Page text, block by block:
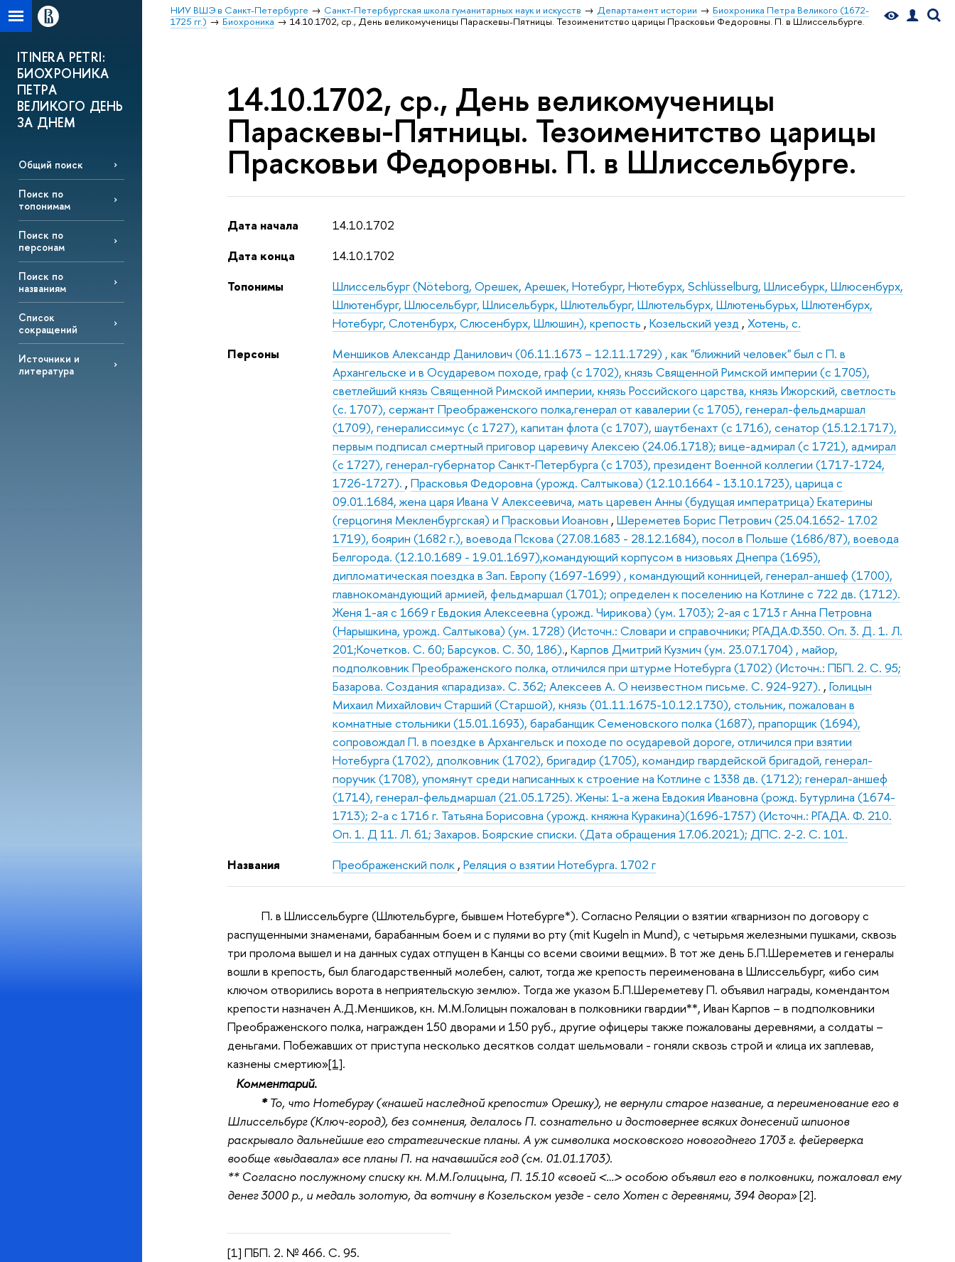
НИУ ВШЭ в Санкт-Петербурге Санкт-Петербургская школа гуманитарных наук и искусств Департамент истории
Биохроника Петра Великого (1672-
1725 гг.)
Биохроника 14.10.1702, ср., День великомученицы Параскевы-Пятницы. Тезоименитство царицы Прасковьи Федоровны. П. в Шлиссельбурге.
ITINERA PETRI:
БИОХРОНИКА
ПЕТРА
ВЕЛИКОГО ДЕНЬ
ЗА ДНЕМ
Общий поиск
Поиск по
топонимам
Поиск по
персонам
Поиск по
названиям
Список
сокращений
Источники и
литература
14.10.1702, ср., День великомученицы
Параскевы-Пятницы. Тезоименитство царицы
Прасковьи Федоровны. П. в Шлиссельбурге.
Дата начала
14.10.1702
Дата конца
14.10.1702
Топонимы
Шлиссельбург (Nöteborg, Орешек, Арешек, Нотебург, Нютебурх, Schlüsselburg, Шлисебурк, Шлюсенбурх,
Шлютенбург, Шлюсельбург, Шлисельбурк, Шлютельбург, Шлютельбурх, Шлютеньбурьх, Шлютенбурх,
Нотебург, Слотенбурх, Слюсенбурх, Шлюшин), крепость ,Козельский уезд ,Хотень, с.
Персоны
Меншиков Александр Данилович (06.11.1673 – 12.11.1729) , как "ближний человек" был с П. в
Архангельске и в Осударевом походе, граф (с 1702), князь Священной Римской империи (с 1705),
светлейший князь Священной Римской империи, князь Российского царства, князь Ижорский, светлость
(с. 1707), сержант Преображенского полка,генерал от кавалерии (с 1705), генерал-фельдмаршал
(1709), генералиссимус (с 1727), капитан флота (с 1707), шаутбенахт (с 1716), сенатор (15.12.1717),
первым подписал смертный приговор царевичу Алексею (24.06.1718); вице-адмирал (с 1721), адмирал
(с 1727), генерал-губернатор Санкт-Петербурга (с 1703), президент Военной коллегии (1717-1724,
1726-1727). ,Прасковья Федоровна (урожд. Салтыкова) (12.10.1664 - 13.10.1723), царица с
09.01.1684, жена царя Ивана V Алексеевича, мать царевен Анны (будущая императрица) Екатерины
(герцогиня Мекленбургская) и Прасковьи Иоановн ,Шереметев Борис Петрович (25.04.1652- 17.02
1719), боярин (1682 г.), воевода Пскова (27.08.1683 - 28.12.1684), посол в Польше (1686/87), воевода
Белгорода. (12.10.1689 - 19.01.1697),командующий корпусом в низовьях Днепра (1695),
дипломатическая поездка в Зап. Европу (1697-1699) , командующий конницей, генерал-аншеф (1700),
главнокомандующий армией, фельдмаршал (1701); определен к поселению на Котлине с 722 дв. (1712).
Женя 1-ая с 1669 г Евдокия Алексеевна (урожд. Чирикова) (ум. 1703); 2-ая с 1713 г Анна Петровна
(Нарышкина, урожд. Салтыкова) (ум. 1728) (Источн.: Словари и справочники; РГАДА.Ф.350. Оп. 3. Д. 1. Л.
201;Кочетков. С. 60; Барсуков. С. 30, 186).,Карпов Дмитрий Кузмич (ум. 23.07.1704) , майор,
подполковник Преображенского полка, отличился при штурме Нотебурга (1702) (Источн.: ПБП. 2. С. 95;
Базарова. Создания «парадиза». С. 362; Алексеев А. О неизвестном письме. С. 924-927). ,Голицын
Михаил Михайлович Старший (Старшой), князь (01.11.1675-10.12.1730), стольник, пожалован в
комнатные стольники (15.01.1693), барабанщик Семеновского полка (1687), прапорщик (1694),
сопровождал П. в поездке в Архангельск и походе по осударевой дороге, отличился при взятии
Нотебурга (1702), дполковник (1702), бригадир (1705), командир гвардейской бригадой, генерал-
поручик (1708), упомянут среди написанных к строение на Котлине с 1338 дв. (1712); генерал-аншеф
(1714), генерал-фельдмаршал (21.05.1725). Жены: 1-а жена Евдокия Ивановна (рожд. Бутурлина (1674-
1713); 2-а с 1716 г. Татьяна Борисовна (урожд. княжна Куракина)(1696-1757) (Источн.: РГАДА. Ф. 210.
Оп. 1. Д 11. Л. 61; Захаров. Боярские списки. (Дата обращения 17.06.2021); ДПС. 2-2. С. 101.
Названия
Преображенский полк ,Реляция о взятии Нотебурга. 1702 г
П. в Шлиссельбурге (Шлютельбурге, бывшем Нотебурге*). Согласно Реляции о взятии «гварнизон по договору с
распущенными знаменами, барабанным боем и с пулями во рту (mit Kugeln in Mund), с четырьмя железными пушками, сквозь
три пролома вышел и на данных судах отпущен в Канцы со всеми своими вещми». В тот же день Б.П.Шереметев и генералы
вошли в крепость, был благодарственный молебен, салют, тогда же крепость переименована в Шлиссельбург, «ибо сим
ключом отворились ворота в неприятельскую землю». Тогда же указом Б.П.Шереметеву П. объявил награды, комендантом
крепости назначен А.Д.Меншиков, кн. М.М.Голицын пожалован в полковники гвардии**, Иван Карпов – в подполковники
Преображенского полка, награжден 150 дворами и 150 руб., другие офицеры также пожалованы деревнями, а солдаты –
деньгами. Побежавших от приступа несколько десятков солдат шельмовали - гоняли сквозь строй и «лица их заплевав,
казнены смертию»[1].
Комментарий.
* То, что Нотебургу («нашей наследной крепости» Орешку), не вернули старое название, а переименование его в
Шлиссельбург (Ключ-город), без сомнения, делалось П. сознательно и достовернее всяких донесений шпионов
раскрывало дальнейшие его стратегические планы. А уж символика московского новогоднего 1703 г. фейерверка
вообще «выдавала» все планы П. на начавшийся год (см. 01.01.1703).
** Согласно послужному списку кн. М.М.Голицына, П. 15.10 «своей <…> особою объявил его в полковники, пожаловал ему
денег 3000 р., и медаль золотую, да вотчину в Козельском уезде - село Хотен с деревнями, 394 двора»[2].
[1] ПБП. 2. № 466. С. 95.